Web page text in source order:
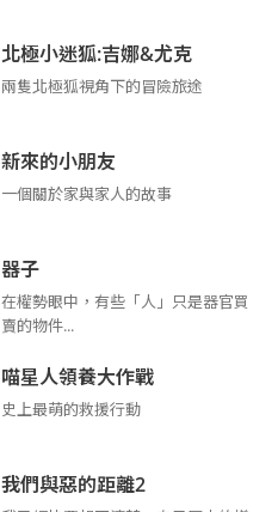
北極小迷狐:吉娜&尤克
兩隻北極狐視角下的冒險旅途
新來的小朋友
一個關於家與家人的故事
器子
在權勢眼中，有些「人」只是器官買
賣的物件...
喵星人領養大作戰
史上最萌的救援行動
我們與惡的距離2